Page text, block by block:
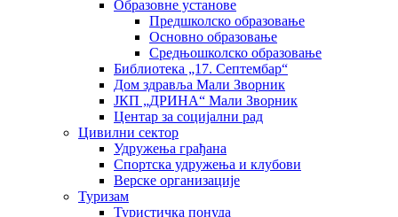
Образовне установе
Предшколско образовање
Основно образовање
Средњошколско образовање
Библиотека „17. Септембар“
Дом здравља Мали Зворник
ЈКП „ДРИНА“ Мали Зворник
Центар за социјални рад
Цивилни сектор
Удружења грађана
Спортска удружења и клубови
Верске организације
Туризам
Туристичка понуда